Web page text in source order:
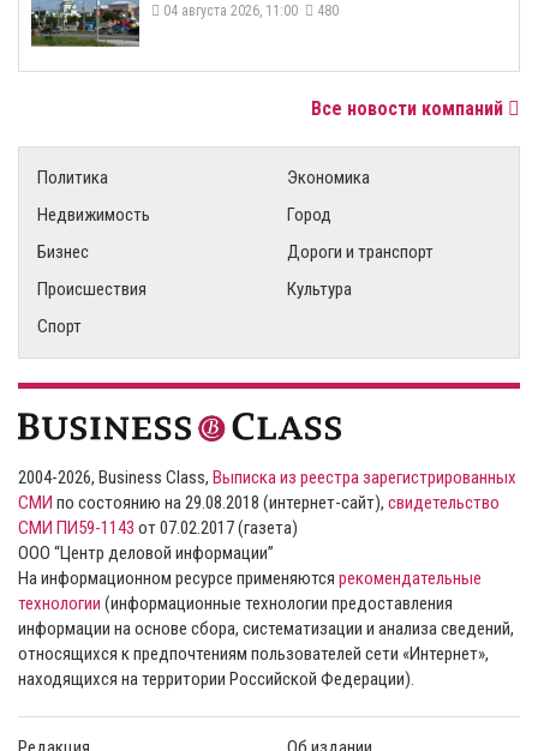
04 августа 2026, 11:00 480
Все новости компаний
Политика
Экономика
Недвижимость
Город
Бизнес
Дороги и транспорт
Происшествия
Культура
Спорт
2004-2026, Business Class, Выписка из реестра зарегистрированных
СМИ по состоянию на 29.08.2018 (интернет-сайт), свидетельство
СМИ ПИ59-1143 от 07.02.2017 (газета)
ООО “Центр деловой информации”
На информационном ресурсе применяются рекомендательные
технологии (информационные технологии предоставления
информации на основе сбора, систематизации и анализа сведений,
относящихся к предпочтениям пользователей сети «Интернет»,
находящихся на территории Российской Федерации).